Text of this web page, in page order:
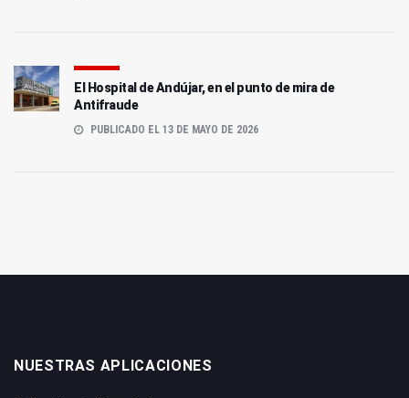
El Hospital de Andújar, en el punto de mira de
Antifraude
PUBLICADO EL 13 DE MAYO DE 2026
NUESTRAS APLICACIONES